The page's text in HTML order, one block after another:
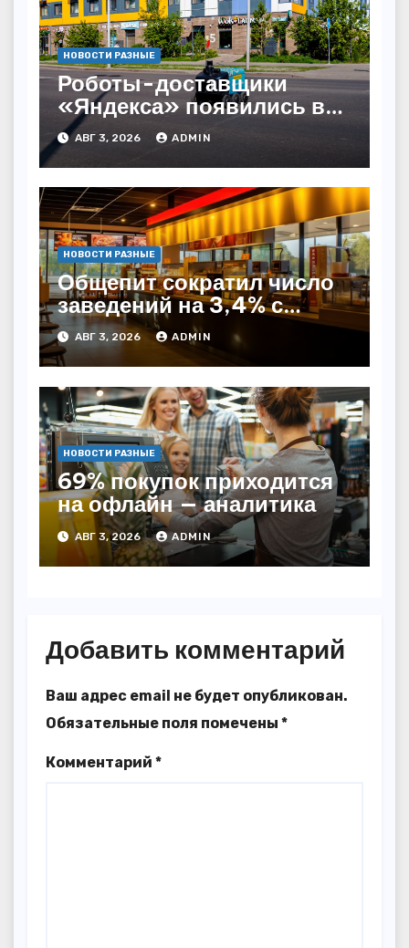
НОВОСТИ РАЗНЫЕ
Роботы-доставщики
«Яндекса» появились в
Казахстане
АВГ 3, 2026 ADMIN
НОВОСТИ РАЗНЫЕ
Общепит сократил число
заведений на 3,4% с
начала года — INFOLine
АВГ 3, 2026 ADMIN
НОВОСТИ РАЗНЫЕ
69% покупок приходится
на офлайн — аналитика
АВГ 3, 2026 ADMIN
Добавить комментарий
Ваш адрес email не будет опубликован.
Обязательные поля помечены *
Комментарий *